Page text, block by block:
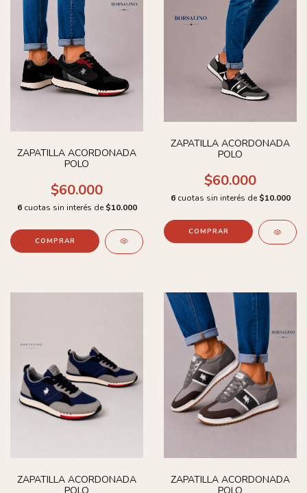
ZAPATILLA ACORDONADA
POLO
$60.000
6 cuotas sin interés de $10.000
COMPRAR
ZAPATILLA ACORDONADA
POLO
$60.000
6 cuotas sin interés de $10.000
COMPRAR
ZAPATILLA ACORDONADA
ZAPATILLA ACORDONADA